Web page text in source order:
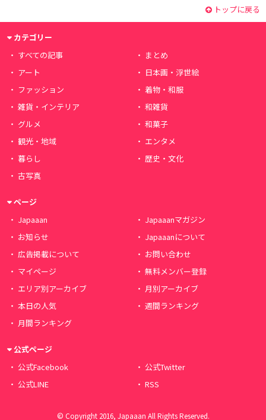
トップに戻る
カテゴリー
すべての記事
まとめ
アート
日本画・浮世絵
ファッション
着物・和服
雑貨・インテリア
和雑貨
グルメ
和菓子
観光・地域
エンタメ
暮らし
歴史・文化
古写真
ページ
Japaaan
Japaaanマガジン
お知らせ
Japaaanについて
広告掲載について
お問い合わせ
マイページ
無料メンバー登録
エリア別アーカイブ
月別アーカイブ
本日の人気
週間ランキング
月間ランキング
公式ページ
公式Facebook
公式Twitter
公式LINE
RSS
© Copyright 2016, Japaaan All Rights Reserved.